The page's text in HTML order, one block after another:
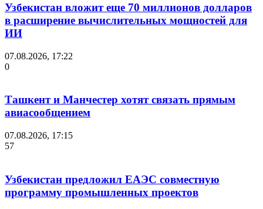
Узбекистан вложит еще 70 миллионов долларов
в расширение вычислительных мощностей для
ИИ
07.08.2026, 17:22
0
Ташкент и Манчестер хотят связать прямым
авиасообщением
07.08.2026, 17:15
57
Узбекистан предложил ЕАЭС совместную
программу промышленных проектов